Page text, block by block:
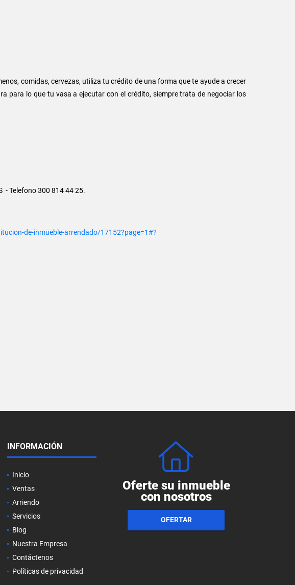
comidas, cervezas, utiliza tu crédito de una forma que te ayude a crecer
para lo que tu vasa a ejecutar con el crédito, siempre trata de negociar los
- Telefono 300 814 44 25.
de-inmueble-arrendado/17152?page=1#?
INFORMACIÓN
Inicio
Ventas
Arriendo
Servicios
Blog
Nuestra Empresa
Contáctenos
Políticas de privacidad
Oferte su inmueble
con nosotros
OFERTAR